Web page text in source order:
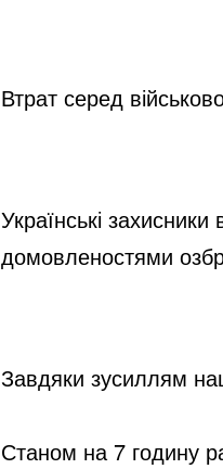
Втрат серед
Українські
домовленостями
Завдяки зусиллям
Станом на 7 годину